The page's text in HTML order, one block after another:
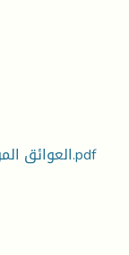
العوائق المؤسسية والتنفيذية للعدالة الدولية الجنائية.pdf